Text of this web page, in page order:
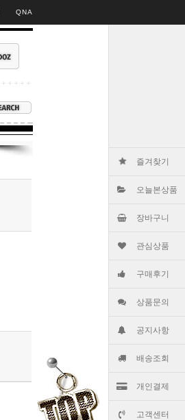
즐겨찾기
오늘본상품
장바구니
관심상품
구매후기
상품문의
공지사항
배송조회
개인결제
고객센터
QNA